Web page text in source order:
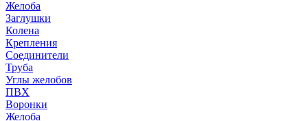
Желоба
Заглушки
Колена
Крепления
Соединители
Труба
Углы желобов
ПВХ
Воронки
Желоба